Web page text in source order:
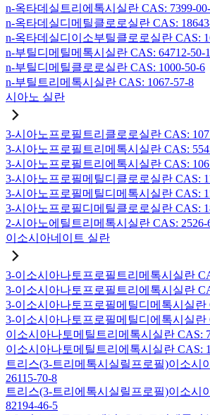
n-옥타데실트리에톡시실란 CAS: 7399-
n-옥타데실디메틸클로로실란 CAS:
n-옥타데실디이소부틸클로로실란 CAS:
n-부틸디메틸메톡시실란 CAS: 64712-50-1
n-부틸디메틸클로로실란 CAS: 1000-50-6
n-부틸트리메톡시실란 CAS: 1067-57-8
시아노 실란
3-시아노프로필트리클로로실란 CAS:
3-시아노프로필트리메톡시실란 CAS:
3-시아노프로필트리에톡시실란 CAS:
3-시아노프로필메틸디클로로실란 CAS:
3-시아노프로필메틸디메톡시실란 CAS:
3-시아노프로필디메틸클로로실란 CAS:
2-시아노에틸트리메톡시실란 CAS: 2526-
이소시아네이트 실란
3-이소시아나토프로필트리메톡시실란
3-이소시아나토프로필트리에톡시실란
3-이소시아나토프로필메틸디메톡시실란
3-이소시아나토프로필메틸디에톡시실란
이소시아나토메틸트리메톡시실란 CAS:
이소시아나토메틸트리에톡시실란 CAS:
트리스(3-트리메톡시실릴프로필)이소시
26115-70-8
트리스(3-트리에톡시실릴프로필)이소시
82194-46-5